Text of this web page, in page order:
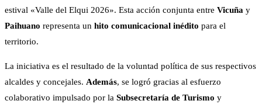
estival «Valle del Elqui 2026». Esta acción conjunta entre Vicuña y
Paihuano representa un hito comunicacional inédito para el
territorio.
La iniciativa es el resultado de la voluntad política de sus respectivos
alcaldes y concejales. Además, se logró gracias al esfuerzo
colaborativo impulsado por la Subsecretaría de Turismo y